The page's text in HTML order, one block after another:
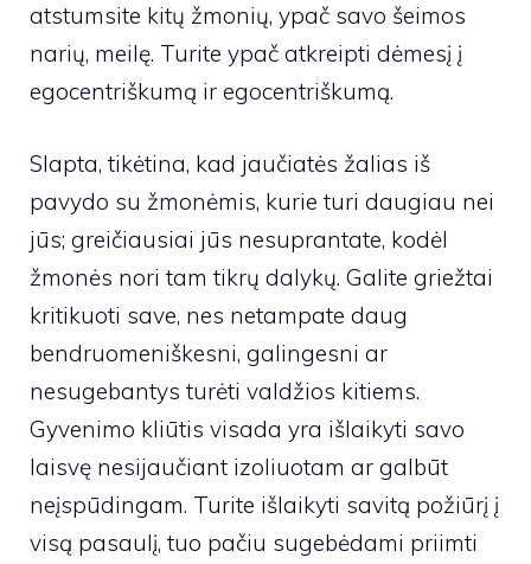
atstumsite kitų žmonių, ypač savo šeimos
narių, meilę. Turite ypač atkreipti dėmesį į
egocentriškumą ir egocentriškumą.
Slapta, tikėtina, kad jaučiatės žalias iš
pavydo su žmonėmis, kurie turi daugiau nei
jūs; greičiausiai jūs nesuprantate, kodėl
žmonės nori tam tikrų dalykų. Galite griežtai
kritikuoti save, nes netampate daug
bendruomeniškesni, galingesni ar
nesugebantys turėti valdžios kitiems.
Gyvenimo kliūtis visada yra išlaikyti savo
laisvę nesijaučiant izoliuotam ar galbūt
neįspūdingam. Turite išlaikyti savitą požiūrį į
visą pasaulį, tuo pačiu sugebėdami priimti